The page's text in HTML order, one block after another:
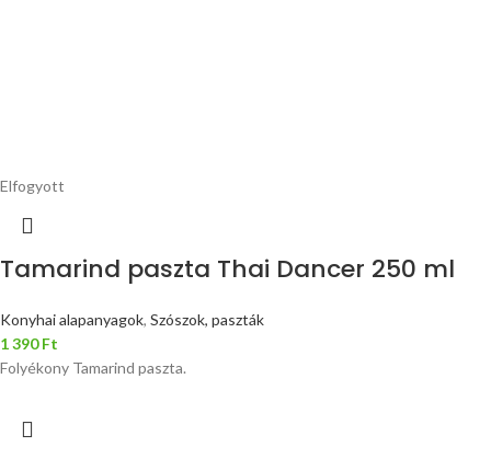
Elfogyott
Tamarind paszta Thai Dancer 250 ml
Konyhai alapanyagok, Szószok, paszták
1 390Ft
Folyékony Tamarind paszta.